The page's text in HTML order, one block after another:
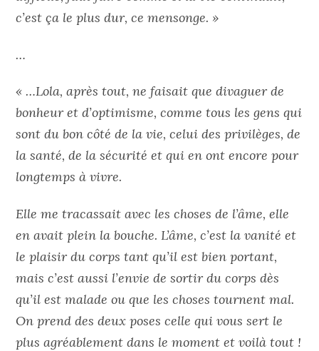
c’est ça le plus dur, ce mensonge. »
…
« …Lola, après tout, ne faisait que divaguer de
bonheur et d’optimisme, comme tous les gens qui
sont du bon côté de la vie, celui des privilèges, de
la santé, de la sécurité et qui en ont encore pour
longtemps à vivre.
Elle me tracassait avec les choses de l’âme, elle
en avait plein la bouche. L’âme, c’est la vanité et
le plaisir du corps tant qu’il est bien portant,
mais c’est aussi l’envie de sortir du corps dès
qu’il est malade ou que les choses tournent mal.
On prend des deux poses celle qui vous sert le
plus agréablement dans le moment et voilà tout !